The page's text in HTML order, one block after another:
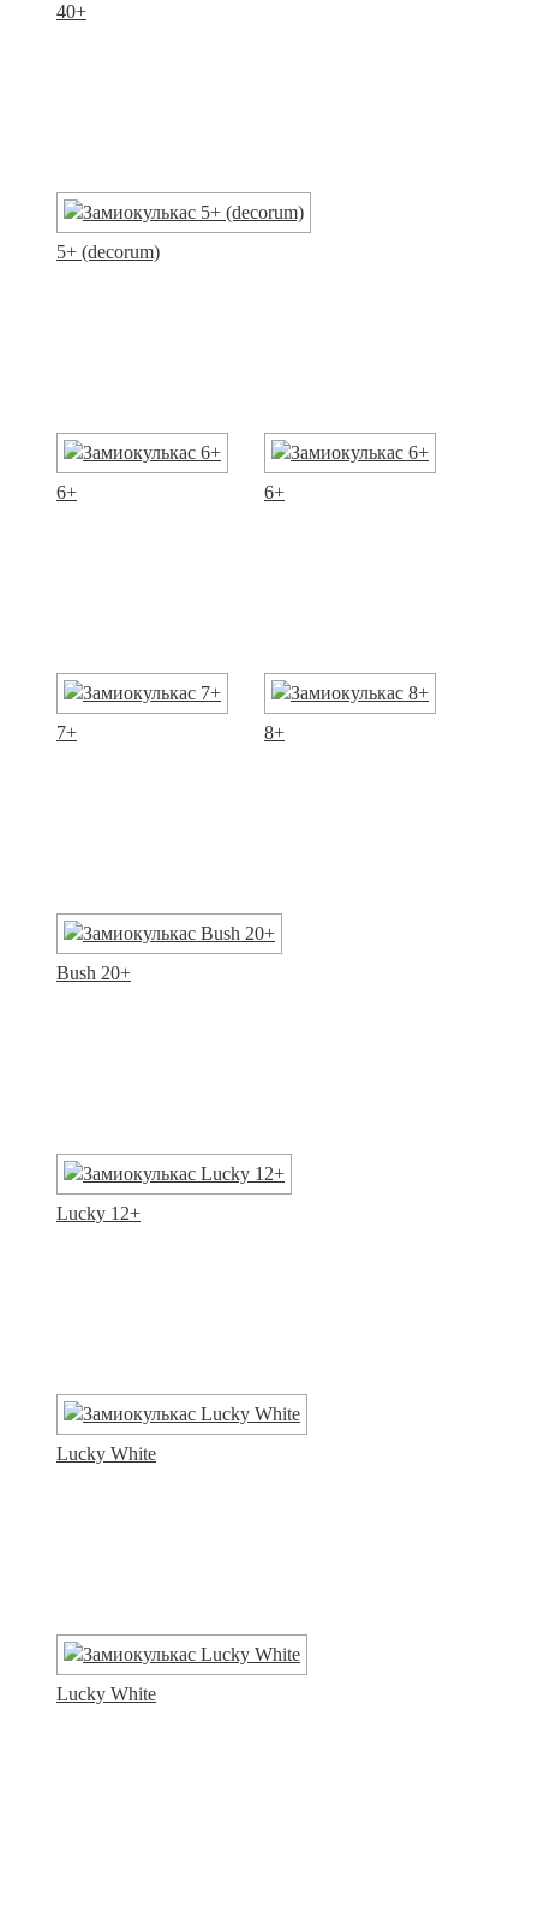
40+
5+ (decorum)
6+ 6+
7+ 8+
Bush 20+
Lucky 12+
Lucky White
Lucky White